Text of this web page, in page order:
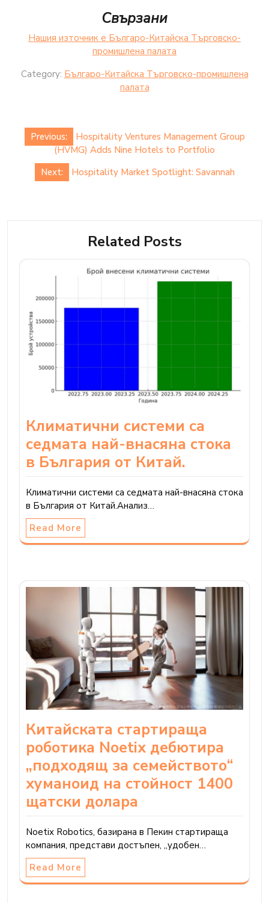
Свързани
Нашия източник е Българо-Китайска Търговско-
промишлена палaта
Category: Българо-Китайска Търговско-промишлена
палaта
Post
navigation
Previous:
Hospitality Ventures Management Group
(HVMG) Adds Nine Hotels to Portfolio
Next:
Hospitality Market Spotlight: Savannah
Related Posts
Климатични системи са
седмата най-внасяна стока
в България от Китай.
Климатични системи са седмата най-внасяна стока
в България от Китай.Анализ…
Read More
Китайската стартираща
роботика Noetix дебютира
„подходящ за семейството“
хуманоид на стойност 1400
щатски долара
Noetix Robotics, базирана в Пекин стартираща
компания, представи достъпен, „удобен…
Read More